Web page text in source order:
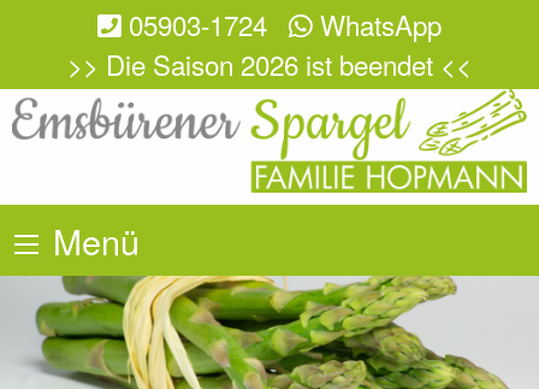
05903-1724
WhatsApp
>> Die Saison 2026 ist beendet <<
Menü